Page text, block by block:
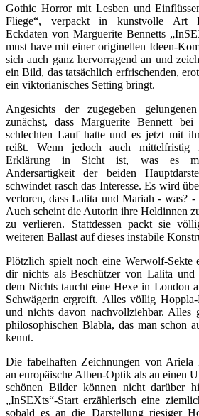
Gothic Horror mit Lesben und
Fliege“, verpackt in kunstvolle Art
Eckdaten von Marguerite Bennetts
must have mit einer originellen Ideen-
sich auch ganz hervorragend an und
ein Bild, das tatsächlich erfrischenden,
ein viktorianisches Setting bringt.
Angesichts der zugegeben
zunächst, dass Marguerite Bennett
schlechten Lauf hatte und es jetzt mit
reißt. Wenn jedoch auch
Erklärung in Sicht ist, was es
Andersartigkeit der beiden
schwindet rasch das Interesse. Es wird
verloren, dass Lalita und Mariah - was? -
Auch scheint die Autorin ihre Heldinnen
zu verlieren. Stattdessen packt sie
weiteren Ballast auf dieses instabile
Plötzlich spielt noch eine Werwolf-Sekte
dir nichts als Beschützer von Lalita
dem Nichts taucht eine Hexe in London
Schwägerin ergreift. Alles völlig Hoppla-
und nichts davon nachvollziehbar. Alles
philosophischen Blabla, das man schon
kennt.
Die fabelhaften Zeichnungen von Ariela
an europäische Alben-Optik als an einen
schönen Bilder können nicht darüber
„InSEXts“-Start erzählerisch eine
sobald es an die Darstellung riesiger